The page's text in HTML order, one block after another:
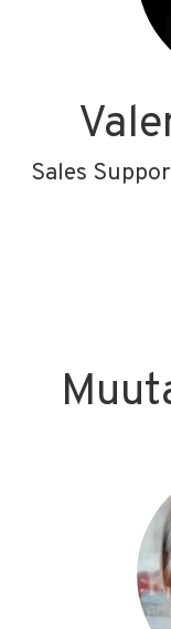
Sales